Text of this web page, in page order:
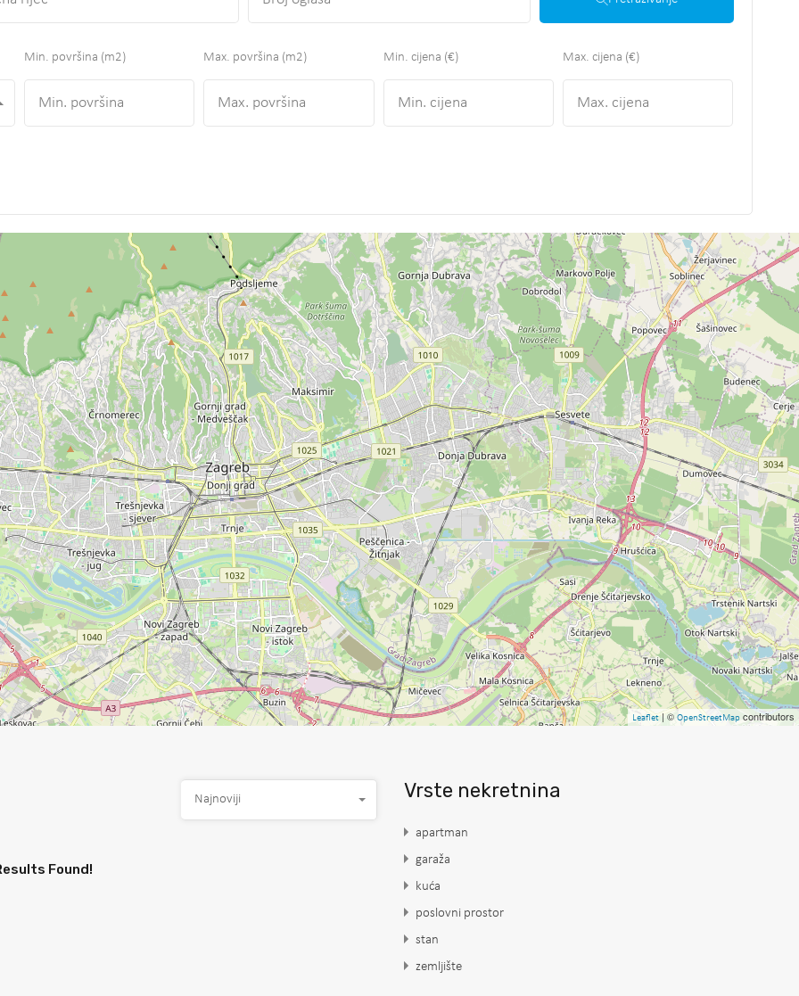
Min. površina (m2) Max. površina (m2) Min. cijena (€) Max. cijena (€)
Leaflet| © OpenStreetMap contributors
Najnoviji
Found!
Vrste nekretnina
apartman
garaža
kuća
poslovni prostor
stan
zemljište